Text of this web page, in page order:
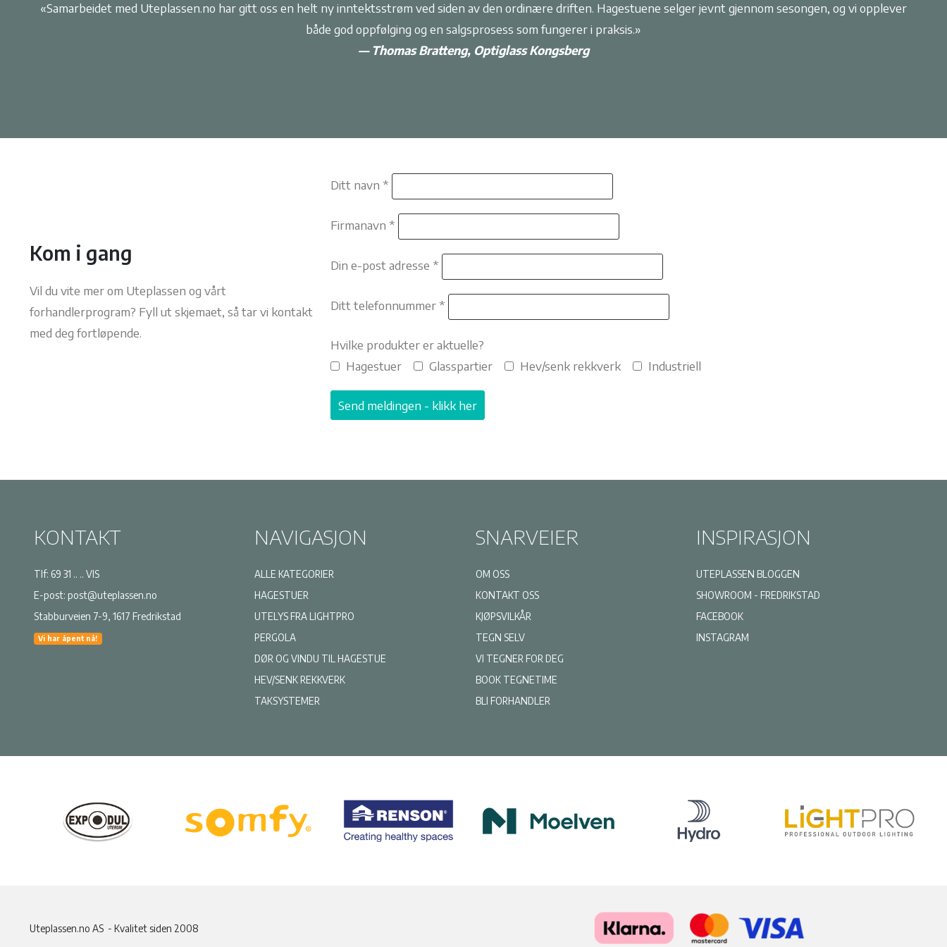
«Samarbeidet med Uteplassen.no har gitt oss en helt ny inntektsstrøm ved siden av den ordinære driften. Hagestuene selger jevnt gjennom sesongen, og vi opplever
både god oppfølging og en salgsprosess som fungerer i praksis.»
— Thomas Bratteng, Optiglass Kongsberg
Kom i gang
Vil du vite mer om Uteplassen og vårt
forhandlerprogram? Fyll ut skjemaet, så tar vi kontakt
med deg fortløpende.
Ditt navn *
Firmanavn *
Din e-post adresse *
Ditt telefonnummer *
Hvilke produkter er aktuelle?
Hagestuer
Glasspartier Hev/senk rekkverk Industriell
KONTAKT
Tlf: 69 31 .. .. VIS
E-post: post@uteplassen.no
Stabburveien 7-9, 1617 Fredrikstad
Vi har åpent nå!
NAVIGASJON
ALLE KATEGORIER
HAGESTUER
UTELYS FRA LIGHTPRO
PERGOLA
DØR OG VINDU TIL HAGESTUE
HEV/SENK REKKVERK
TAKSYSTEMER
SNARVEIER
OM OSS
KONTAKT OSS
KJØPSVILKÅR
TEGN SELV
VI TEGNER FOR DEG
BOOK TEGNETIME
BLI FORHANDLER
INSPIRASJON
UTEPLASSEN BLOGGEN
SHOWROOM - FREDRIKSTAD
FACEBOOK
INSTAGRAM
Uteplassen.no AS - Kvalitet siden 2008